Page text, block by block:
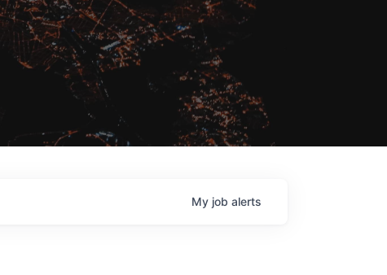
My job alerts